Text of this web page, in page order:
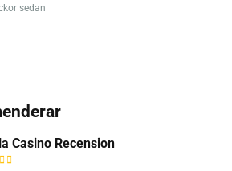
sedan
Casino Recension